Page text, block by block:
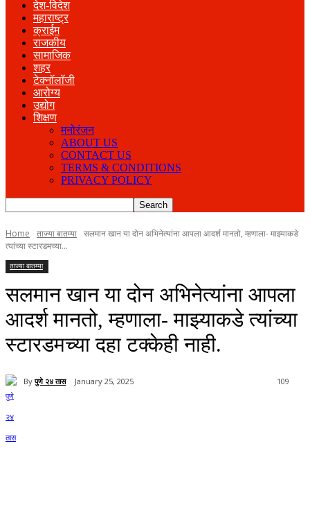
देश-विदेश
महाराष्ट्र
क्राईम
राजकीय
सामाजिक
शहर
टेक्नॉलॉजी
आरोग्य
उद्योग
शिक्षण
मनोरंजन
ABOUT US
CONTACT US
TERMS & CONDITIONS
PRIVACY POLICY
Home ताज्या बातम्या सलमान खान या दोन अभिनेत्यांना आपला आदर्श मानतो, म्हणाला- माझ्याकडे
त्यांच्या स्टारडमच्या...
ताज्या बातम्या
सलमान खान या दोन अभिनेत्यांना आपला
आदर्श मानतो, म्हणाला- माझ्याकडे त्यांच्या
स्टारडमच्या दहा टक्केही नाही.
By पुणे २४ तास January 25, 2025 109